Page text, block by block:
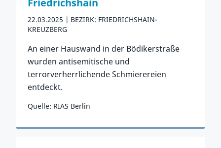
Friedrichshain
22.03.2025
BEZIRK: FRIEDRICHSHAIN-
KREUZBERG
An einer Hauswand in der Bödikerstraße
wurden antisemitische und
terrorverherrlichende Schmierereien
entdeckt.
Quelle: RIAS Berlin
Zum Vorfall